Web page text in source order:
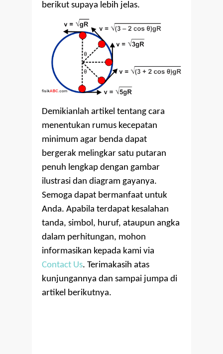
berikut supaya lebih jelas.
Demikianlah artikel tentang cara
menentukan rumus kecepatan
minimum agar benda dapat
bergerak melingkar satu putaran
penuh lengkap dengan gambar
ilustrasi dan diagram gayanya.
Semoga dapat bermanfaat untuk
Anda. Apabila terdapat kesalahan
tanda, simbol, huruf, ataupun angka
dalam perhitungan, mohon
informasikan kepada kami via
Contact Us. Terimakasih atas
kunjungannya dan sampai jumpa di
artikel berikutnya.